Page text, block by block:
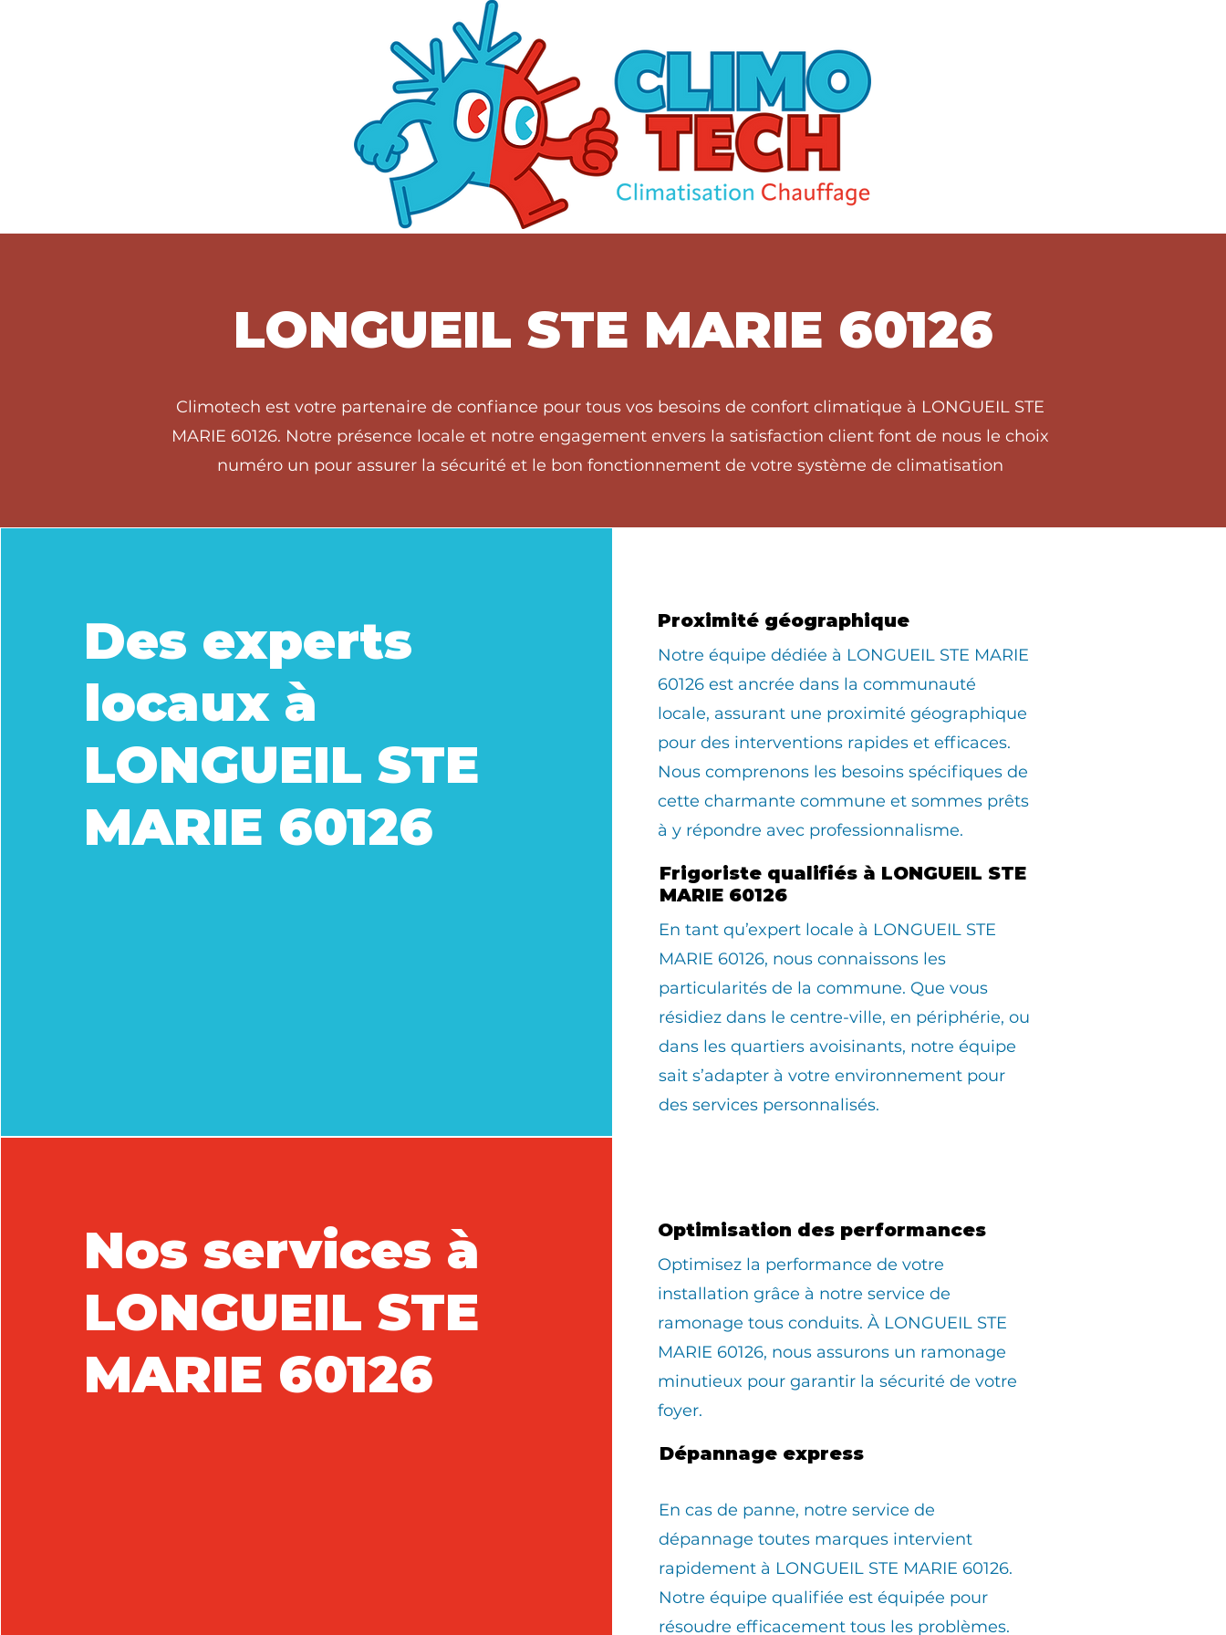
LONGUEIL STE MARIE 60126
Climotech est votre partenaire de confiance pour tous vos besoins de confort climatique à LONGUEIL STE
MARIE 60126. Notre présence locale et notre engagement envers la satisfaction client font de nous le choix
numéro un pour assurer la sécurité et le bon fonctionnement de votre système de climatisation
Des experts
locaux à
LONGUEIL STE
MARIE 60126
Proximité géographique
​Notre équipe dédiée à LONGUEIL STE MARIE
60126 est ancrée dans la communauté
locale, assurant une proximité géographique
pour des interventions rapides et efficaces.
Nous comprenons les besoins spécifiques de
cette charmante commune et sommes prêts
à y répondre avec professionnalisme.
Frigoriste qualifiés à LONGUEIL STE
MARIE 60126
En tant qu’expert locale à LONGUEIL STE
MARIE 60126, nous connaissons les
particularités de la commune. Que vous
résidiez dans le centre-ville, en périphérie, ou
dans les quartiers avoisinants, notre équipe
sait s’adapter à votre environnement pour
des services personnalisés.
Nos services à
LONGUEIL STE
MARIE 60126
Optimisation des performances
Optimisez la performance de votre
installation grâce à notre service de
ramonage tous conduits. À LONGUEIL STE
MARIE 60126, nous assurons un ramonage
minutieux pour garantir la sécurité de votre
foyer.
Dépannage express
En cas de panne, notre service de
dépannage toutes marques intervient
rapidement à LONGUEIL STE MARIE 60126.
Notre équipe qualifiée est équipée pour
résoudre efficacement tous les problèmes.